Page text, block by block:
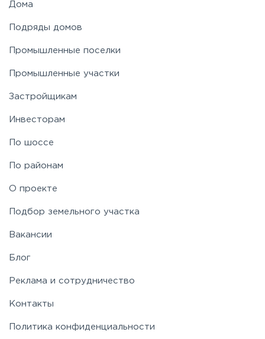
Дома
Подряды домов
Промышленные поселки
Промышленные участки
Застройщикам
Инвесторам
По шоссе
По районам
О проекте
Подбор земельного участка
Вакансии
Блог
Реклама и сотрудничество
Контакты
Политика конфиденциальности